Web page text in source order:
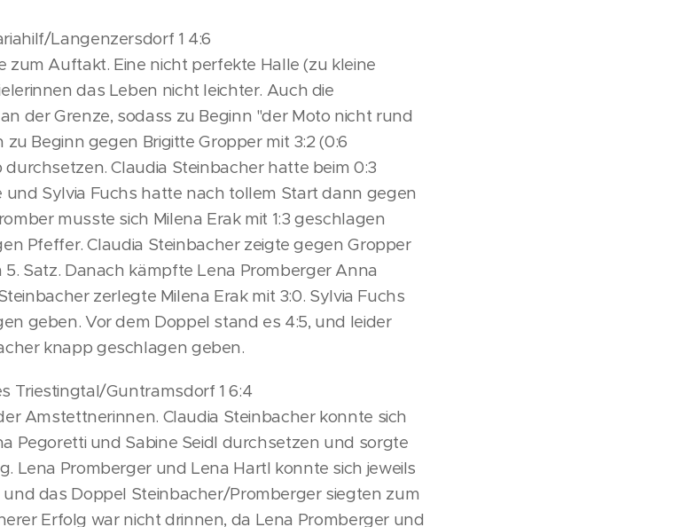
Langenzersdorf 1 4:6
zum Auftakt. Eine nicht perfekte Halle (zu kleine
das Leben nicht leichter. Auch die
der Grenze, sodass zu Beginn "der Moto nicht rund
Beginn gegen Brigitte Gropper mit 3:2 (0:6
Claudia Steinbacher hatte beim 0:3
Sylvia Fuchs hatte nach tollem Start dann gegen
musste sich Milena Erak mit 1:3 geschlagen
Pfeffer. Claudia Steinbacher zeigte gegen Gropper
Satz. Danach kämpfte Lena Promberger Anna
zerlegte Milena Erak mit 3:0. Sylvia Fuchs
geben. Vor dem Doppel stand es 4:5, und leider
knapp geschlagen geben.
Triestingtal/Guntramsdorf 1 6:4
Amstettnerinnen. Claudia Steinbacher konnte sich
Pegoretti und Sabine Seidl durchsetzen und sorgte
Lena Promberger und Lena Hartl konnte sich jeweils
das Doppel Steinbacher/Promberger siegten zum
Erfolg war nicht drinnen, da Lena Promberger und